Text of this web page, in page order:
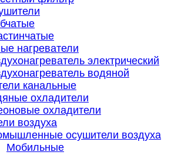
нагреватели
электрический
водяной
канальные
охладители
охладители
воздуха
осушители воздуха
Мобильные